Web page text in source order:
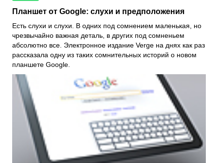
Планшет от Google: слухи и предположения
Есть слухи и слухи. В одних под сомнением маленькая, но
чрезвычайно важная деталь, в других под сомненьем
абсолютно все. Электронное издание Verge на днях как раз
рассказала одну из таких сомнительных историй о новом
планшете Google.